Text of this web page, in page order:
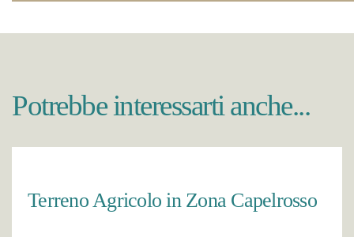
Potrebbe interessarti anche...
Terreno Agricolo in Zona Capelrosso